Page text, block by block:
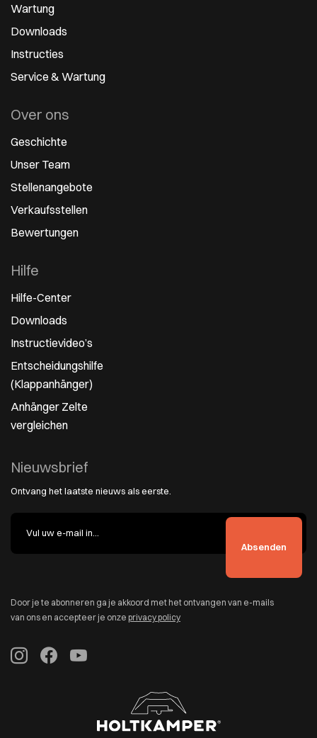
Wartung
Downloads
Instructies
Service & Wartung
Over ons
Geschichte
Unser Team
Stellenangebote
Verkaufsstellen
Bewertungen
Hilfe
Hilfe-Center
Downloads
Instructievideo’s
Entscheidungshilfe
(Klappanhänger)
Anhänger Zelte
vergleichen
Nieuwsbrief
Ontvang het laatste nieuws als eerste.
Door je te abonneren ga je akkoord met het ontvangen van e-mails
van ons en accepteer je onze privacy policy